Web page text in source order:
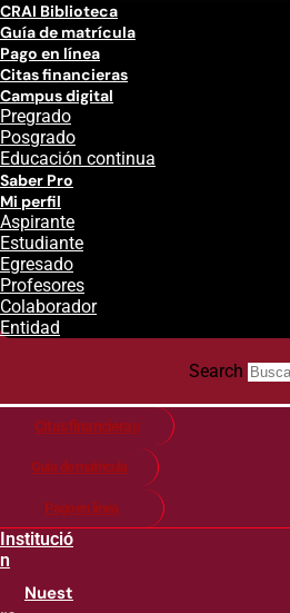
CRAI Biblioteca
Guía de matrícula
Pago en línea
Citas financieras
Campus digital
Pregrado
Posgrado
Educación continua
Saber Pro
Mi perfil
Aspirante
Estudiante
Egresado
Profesores
Colaborador
Entidad
Search
Citas financieras
Guía de matricula
Pago en línea
Institució
n
Nuest